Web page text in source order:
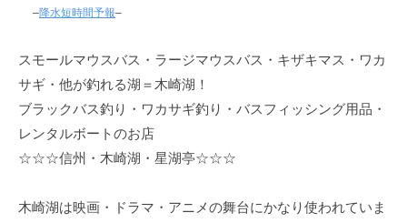
–降水短時間予報–
スモールマウスバス・ラージマウスバス・キザキマス・ワカ
サギ・他が釣れる湖＝木崎湖！
ブラックバス釣り・ワカサギ釣り・バスフィッシング用品・
レンタルボートのお店
☆☆☆信州・木崎湖・星湖亭☆☆☆
木崎湖は映画・ドラマ・アニメの舞台にかなり使われていま